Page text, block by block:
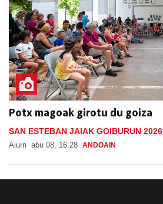
Potx magoak girotu du goiza
SAN ESTEBAN JAIAK GOIBURUN 2026
Aiurri abu 08, 16:28 ANDOAIN